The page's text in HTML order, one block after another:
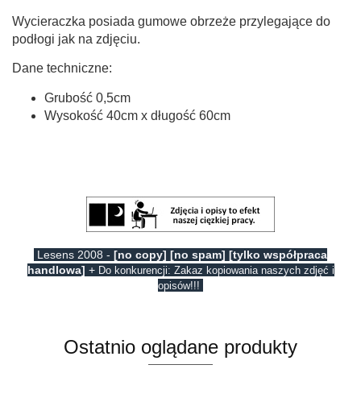
Wycieraczka posiada gumowe obrzeże przylegające do
podłogi jak na zdjęciu.
Dane techniczne:
Grubość 0,5cm
Wysokość 40cm x długość 60cm
Lesens 2008 - [no copy] [no spam] [tylko współpraca
handlowa] + Do konkurencji: Zakaz kopiowania naszych zdjęć i
opisów!!!
Ostatnio oglądane produkty